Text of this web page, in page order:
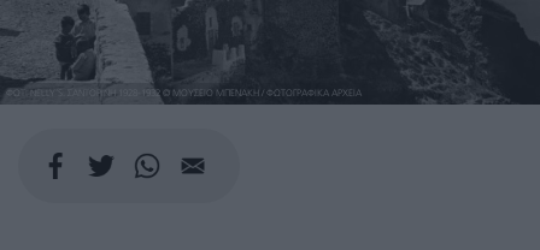
ΦΩΤ. NELLY’S. ΣΑΝΤΟΡΙΝΗ 1928-1932 © ΜΟΥΣΕΙΟ ΜΠΕΝΑΚΗ / ΦΩΤΟΓΡΑΦΙΚΑ ΑΡΧΕΙΑ